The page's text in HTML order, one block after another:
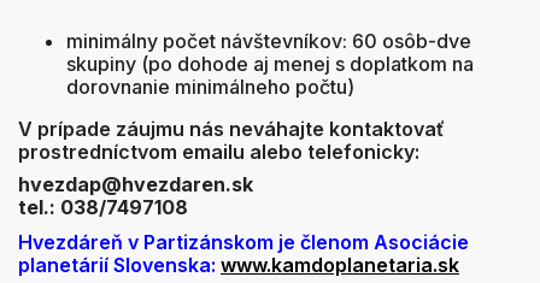
minimálny počet návštevníkov: 60 osôb-dve
skupiny (po dohode aj menej s doplatkom na
dorovnanie minimálneho počtu)
V prípade záujmu nás neváhajte kontaktovať
prostredníctvom emailu alebo telefonicky:
hvezdap@hvezdaren.sk
tel.: 038/7497108
Hvezdáreň v Partizánskom je členom Asociácie
planetárií Slovenska: www.kamdoplanetaria.sk